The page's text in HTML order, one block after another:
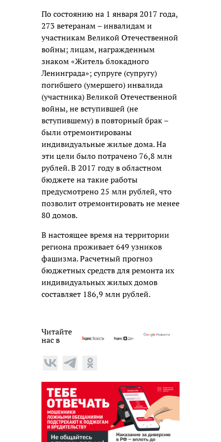
По состоянию на 1 января 2017 года,
273 ветеранам – инвалидам и
участникам Великой Отечественной
войны; лицам, награжденным
знаком «Житель блокадного
Ленинграда»; супруге (супругу)
погибшего (умершего) инвалида
(участника) Великой Отечественной
войны, не вступившей (не
вступившему) в повторный брак –
были отремонтированы
индивидуальные жилые дома. На
эти цели было потрачено 76,8 млн
рублей. В 2017 году в областном
бюджете на такие работы
предусмотрено 25 млн рублей, что
позволит отремонтировать не менее
80 домов.
В настоящее время на территории
региона проживает 649 узников
фашизма. Расчетный прогноз
бюджетных средств для ремонта их
индивидуальных жилых домов
составляет 186,9 млн рублей.
Читайте
нас в